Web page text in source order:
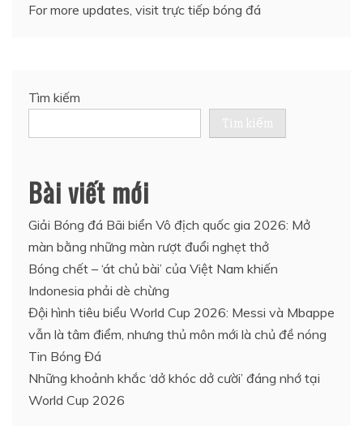
For more updates, visit trực tiếp bóng đá
Tìm kiếm
Tìm kiếm
Bài viết mới
Giải Bóng đá Bãi biển Vô địch quốc gia 2026: Mở
màn bằng những màn rượt đuổi nghẹt thở
Bóng chết – ‘át chủ bài’ của Việt Nam khiến
Indonesia phải dè chừng
Đội hình tiêu biểu World Cup 2026: Messi và Mbappe
vẫn là tâm điểm, nhưng thủ môn mới là chủ đề nóng
Tin Bóng Đá
Những khoảnh khắc ‘dở khóc dở cười’ đáng nhớ tại
World Cup 2026